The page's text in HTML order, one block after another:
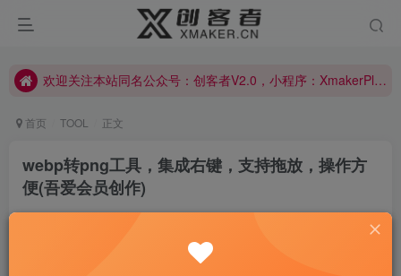
欢迎关注本站同名公众号：创客者V2.0，小程序：XmakerPlus已上线！本站已开启多语言自动翻译功能！右上角图标可以显示切换语言！
欢迎关注本站同名公众号：创客者V2.0，小程序：XmakerPlus已上线！本站已开启多语言自动翻译功能！右上角图标可以显示切换语言！
首页 TOOL 正文
webp转png工具，集成右键，支持拖放，操作方
便(吾爱会员创作)
私信